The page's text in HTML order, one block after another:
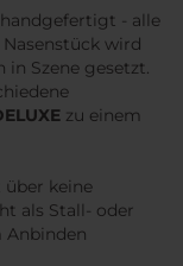
- alle
wird
Szene gesetzt.
zu einem
keine
als Stall- oder
Anbinden